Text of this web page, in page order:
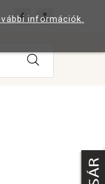
információk.